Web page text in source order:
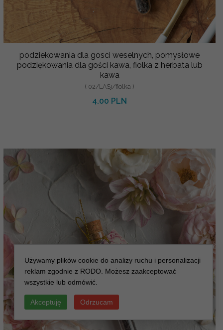
podziekowania dla gosci weselnych, pomysłowe
podziękowania dla gości kawa, fiolka z herbata lub
kawa
( 02/LASj/fiolka )
4.00 PLN
Używamy plików cookie do analizy ruchu i personalizacji
reklam zgodnie z RODO. Możesz zaakceptować
wszystkie lub odmówić.
Akceptuję Odrzucam